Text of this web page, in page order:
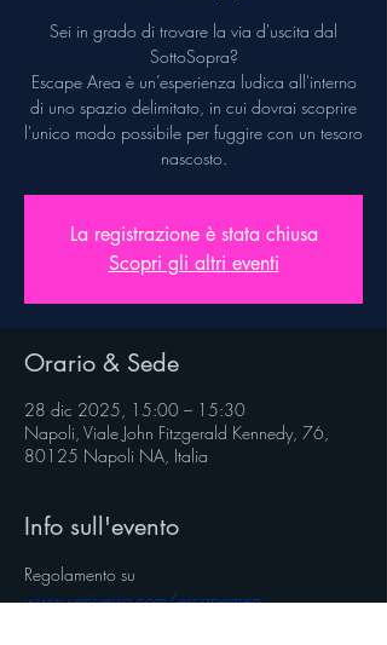
Sei in grado di trovare la via d'uscita dal
SottoSopra?
Escape Area è un’esperienza ludica all'interno
di uno spazio delimitato, in cui dovrai scoprire
l'unico modo possibile per fuggire con un tesoro
nascosto.
La registrazione è stata chiusa
Scopri gli altri eventi
Orario & Sede
28 dic 2025, 15:00 – 15:30
Napoli, Viale John Fitzgerald Kennedy, 76,
80125 Napoli NA, Italia
Info sull'evento
Regolamento su
www.veniverso.com/escapearea